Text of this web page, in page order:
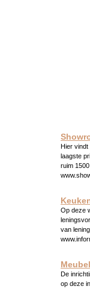
Hier
laagste
ruim
Op deze
van
De
op deze